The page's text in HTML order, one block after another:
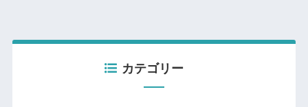
カテゴリー